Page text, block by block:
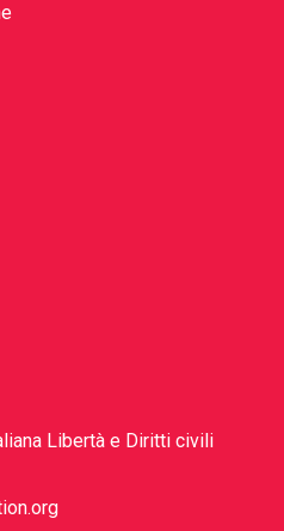
Libertà e Diritti civili